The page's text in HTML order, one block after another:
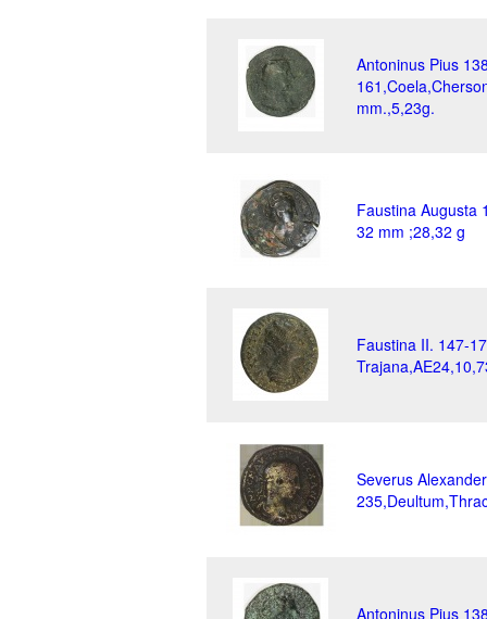
Antoninus Pius
mm.,5,23g.
Faustina Augusta
32 mm ;28,32 g
Faustina II. 147-
Severus
Antoninus Pius